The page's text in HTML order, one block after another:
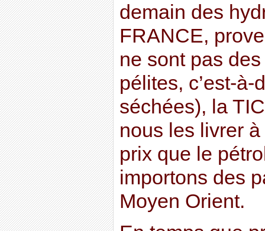
demain des
FRANCE,
ne sont pas
pélites, c’est-
séchées), la
nous les livrer
prix que le
importons des
Moyen Orient.